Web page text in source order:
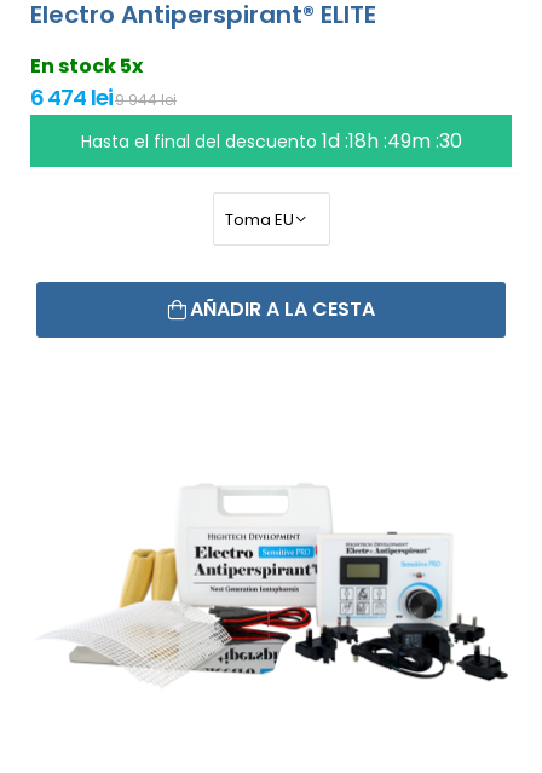
Electro Antiperspirant® ELITE
En stock 5x
6 474 lei9 944 lei
Hasta el final del descuento 1d :18h :49m :29
AÑADIR A LA CESTA